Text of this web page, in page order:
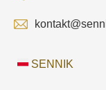
SENNIK